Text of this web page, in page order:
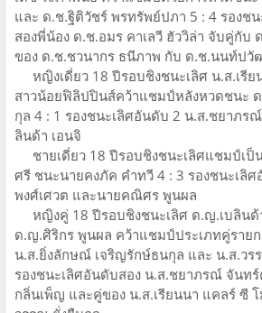
และ ด.ช.ฐิติวัชร์ พรทรัพย์ปภา 5 : 4 รองช
สองพี่น้อง ด.ช.อมร คาเลวี ฮัววิล่า จับคู่กับ
ของ ด.ช.ชวนากร ธนีภาพ กับ ด.ช.นนท์ปวั
หญิงเดี่ยว 18 ปีรอบชิงชนะเลิศ น.ส.เรีย
สาวน้อยฟิลิปปินส์คว้าแชมป์หลังหวดชนะ
กุล 4 : 1 รองชนะเลิศอันดับ 2 น.ส.ชยาภร
ลินด้า เอนจิ
ชายเดี่ยว 18 ปีรอบชิงชนะเลิศแชมป์เป็
ศรี ชนะนายคงภัค คำทวี 4 : 3 รองชนะเลิ
พงศ์เศวต และนายคณิศร พูนผล
หญิงคู่ 18 ปีรอบชิงชนะเลิศ ด.ญ.เบลินด้
ด.ญ.ศิริกร พูนผล คว้าแชมป์ประเภทคู่ราย
น.ส.ยิ่งลักษณ์ เจริญรักษ์ธนกุล และ น.ส.วร
รองชนะเลิศอันดับสอง น.ส.ชยาภรณ์ จันท
กลิ่นเพ็ญ และคู่ของ น.ส.เรียนนา แคลร์ ซี โ